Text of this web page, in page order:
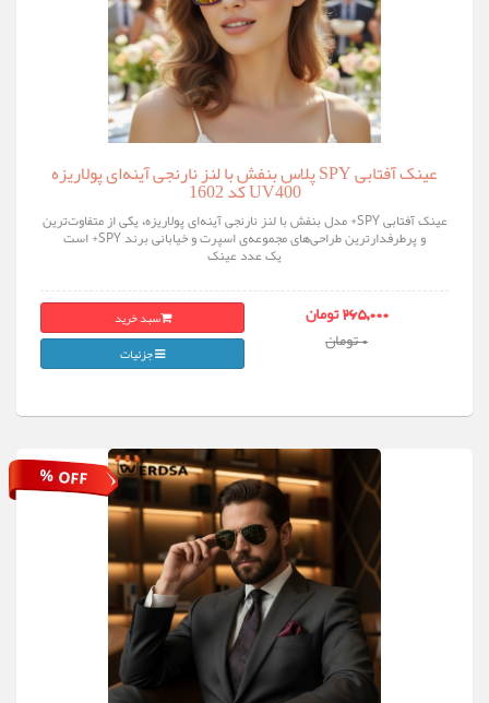
عینک آفتابی SPY پلاس بنفش با لنز نارنجی آینه‌ای پولاریزه
UV400 کد 1602
عینک آفتابی SPY+ مدل بنفش با لنز نارنجی آینه‌ای پولاریزه، یکی از متفاوت‌ترین
و پرطرفدارترین طراحی‌های مجموعه‌ی اسپرت و خیابانی برند SPY+ است
یک عدد عینک
265,000 تومان
0 تومان
سبد خرید
جزئیات
% OFF